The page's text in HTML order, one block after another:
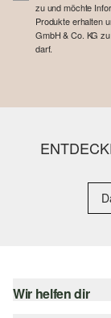
zu und möchte
Produkte erhalten
GmbH & Co. KG
darf.
Wir helfen dir